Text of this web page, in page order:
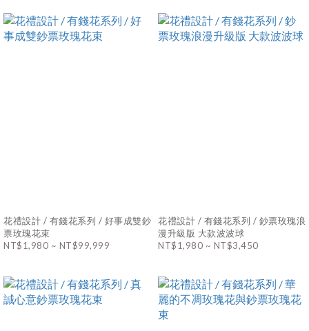
花禮設計 / 有錢花系列 / 好事成雙鈔
票玫瑰花束
NT$1,980 ~ NT$99,999
花禮設計 / 有錢花系列 / 鈔票玫瑰浪
漫升級版 大款波波球
NT$1,980 ~ NT$3,450